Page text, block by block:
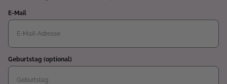
E-Mail
Geburtstag (optional)